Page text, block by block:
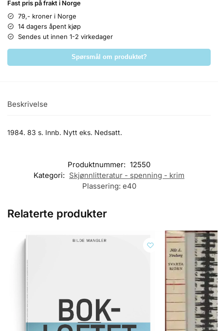
Fast pris på frakt i Norge
79,- kroner i Norge
14 dagers åpent kjøp
Sendes ut innen 1-2 virkedager
Spørsmål om produktet?
Beskrivelse
1984. 83 s. Innb. Nytt eks. Nedsatt.
Produktnummer: 12550
Kategori: Skjønnlitteratur - spenning - krim
Plassering: e40
Relaterte produkter